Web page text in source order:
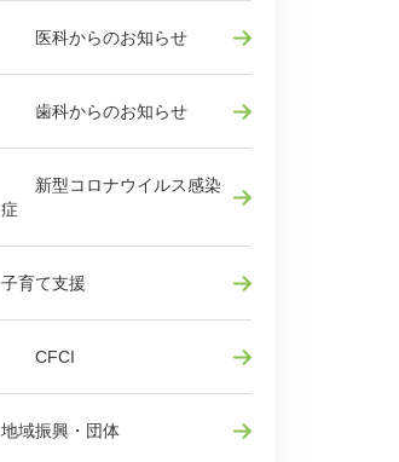
医科からのお知らせ
歯科からのお知らせ
新型コロナウイルス感染
症
子育て支援
CFCI
地域振興・団体